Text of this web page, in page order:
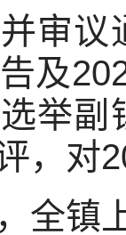
议通
及
举
，对
镇上